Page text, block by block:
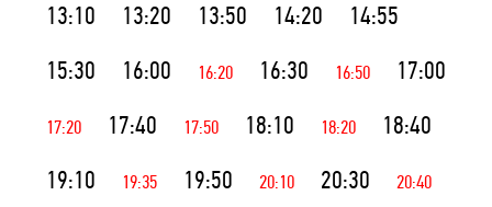
13:10
13:20 13:50 14:20
14:55
15:30
16:00 16:20 16:30 16:50 17:00
17:20 17:40 17:50 18:10 18:20
18:40
19:10
19:35 19:50 20:10 20:30 20:40